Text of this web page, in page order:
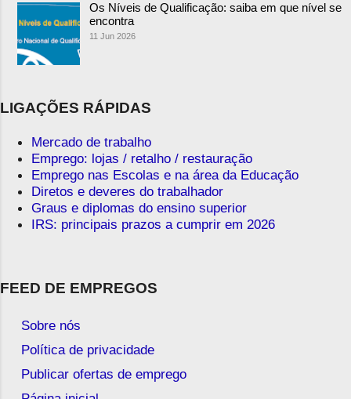
Os Níveis de Qualificação: saiba em que nível se
encontra
11 Jun 2026
LIGAÇÕES RÁPIDAS
Mercado de trabalho
Emprego: lojas / retalho / restauração
Emprego nas Escolas e na área da Educação
Diretos e deveres do trabalhador
Graus e diplomas do ensino superior
IRS: principais prazos a cumprir em 2026
FEED DE EMPREGOS
Sobre nós
Política de privacidade
Publicar ofertas de emprego